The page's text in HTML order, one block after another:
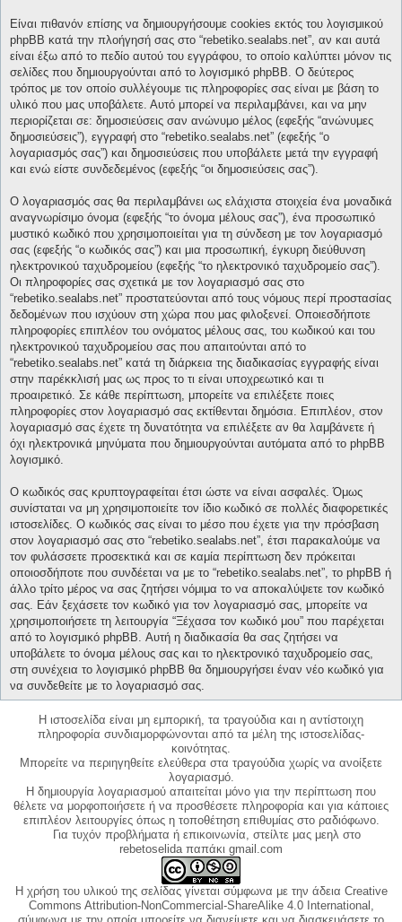
Είναι πιθανόν επίσης να δημιουργήσουμε cookies εκτός του λογισμικού
phpBB κατά την πλοήγησή σας στο “rebetiko.sealabs.net”, αν και αυτά
είναι έξω από το πεδίο αυτού του εγγράφου, το οποίο καλύπτει μόνον τις
σελίδες που δημιουργούνται από το λογισμικό phpBB. Ο δεύτερος
τρόπος με τον οποίο συλλέγουμε τις πληροφορίες σας είναι με βάση το
υλικό που μας υποβάλετε. Αυτό μπορεί να περιλαμβάνει, και να μην
περιορίζεται σε: δημοσιεύσεις σαν ανώνυμο μέλος (εφεξής “ανώνυμες
δημοσιεύσεις”), εγγραφή στο “rebetiko.sealabs.net” (εφεξής “ο
λογαριασμός σας”) και δημοσιεύσεις που υποβάλετε μετά την εγγραφή
και ενώ είστε συνδεδεμένος (εφεξής “οι δημοσιεύσεις σας”).
Ο λογαριασμός σας θα περιλαμβάνει ως ελάχιστα στοιχεία ένα μοναδικά
αναγνωρίσιμο όνομα (εφεξής “το όνομα μέλους σας”), ένα προσωπικό
μυστικό κωδικό που χρησιμοποιείται για τη σύνδεση με τον λογαριασμό
σας (εφεξής “ο κωδικός σας”) και μια προσωπική, έγκυρη διεύθυνση
ηλεκτρονικού ταχυδρομείου (εφεξής “το ηλεκτρονικό ταχυδρομείο σας”).
Οι πληροφορίες σας σχετικά με τον λογαριασμό σας στο
“rebetiko.sealabs.net” προστατεύονται από τους νόμους περί προστασίας
δεδομένων που ισχύουν στη χώρα που μας φιλοξενεί. Οποιεσδήποτε
πληροφορίες επιπλέον του ονόματος μέλους σας, του κωδικού και του
ηλεκτρονικού ταχυδρομείου σας που απαιτούνται από το
“rebetiko.sealabs.net” κατά τη διάρκεια της διαδικασίας εγγραφής είναι
στην παρέκκλισή μας ως προς το τι είναι υποχρεωτικό και τι
προαιρετικό. Σε κάθε περίπτωση, μπορείτε να επιλέξετε ποιες
πληροφορίες στον λογαριασμό σας εκτίθενται δημόσια. Επιπλέον, στον
λογαριασμό σας έχετε τη δυνατότητα να επιλέξετε αν θα λαμβάνετε ή
όχι ηλεκτρονικά μηνύματα που δημιουργούνται αυτόματα από το phpBB
λογισμικό.
Ο κωδικός σας κρυπτογραφείται έτσι ώστε να είναι ασφαλές. Όμως
συνίσταται να μη χρησιμοποιείτε τον ίδιο κωδικό σε πολλές διαφορετικές
ιστοσελίδες. Ο κωδικός σας είναι το μέσο που έχετε για την πρόσβαση
στον λογαριασμό σας στο “rebetiko.sealabs.net”, έτσι παρακαλούμε να
τον φυλάσσετε προσεκτικά και σε καμία περίπτωση δεν πρόκειται
οποιοσδήποτε που συνδέεται να με το “rebetiko.sealabs.net”, το phpBB ή
άλλο τρίτο μέρος να σας ζητήσει νόμιμα το να αποκαλύψετε τον κωδικό
σας. Εάν ξεχάσετε τον κωδικό για τον λογαριασμό σας, μπορείτε να
χρησιμοποιήσετε τη λειτουργία “Ξέχασα τον κωδικό μου” που παρέχεται
από το λογισμικό phpBB. Αυτή η διαδικασία θα σας ζητήσει να
υποβάλετε το όνομα μέλους σας και το ηλεκτρονικό ταχυδρομείο σας,
στη συνέχεια το λογισμικό phpBB θα δημιουργήσει έναν νέο κωδικό για
να συνδεθείτε με το λογαριασμό σας.
Η ιστοσελίδα είναι μη εμπορική, τα τραγούδια και η αντίστοιχη
πληροφορία συνδιαμορφώνονται από τα μέλη της ιστοσελίδας-
κοινότητας.
Μπορείτε να περιηγηθείτε ελεύθερα στα τραγούδια χωρίς να ανοίξετε
λογαριασμό.
Η δημιουργία λογαριασμού απαιτείται μόνο για την περίπτωση που
θέλετε να μορφοποιήσετε ή να προσθέσετε πληροφορία και για κάποιες
επιπλέον λειτουργίες όπως η τοποθέτηση επιθυμίας στο ραδιόφωνο.
Για τυχόν προβλήματα ή επικοινωνία, στείλτε μας μεηλ στο
rebetoselida παπάκι gmail.com
Η χρήση του υλικού της σελίδας γίνεται σύμφωνα με την άδεια Creative
Commons Attribution-NonCommercial-ShareAlike 4.0 International,